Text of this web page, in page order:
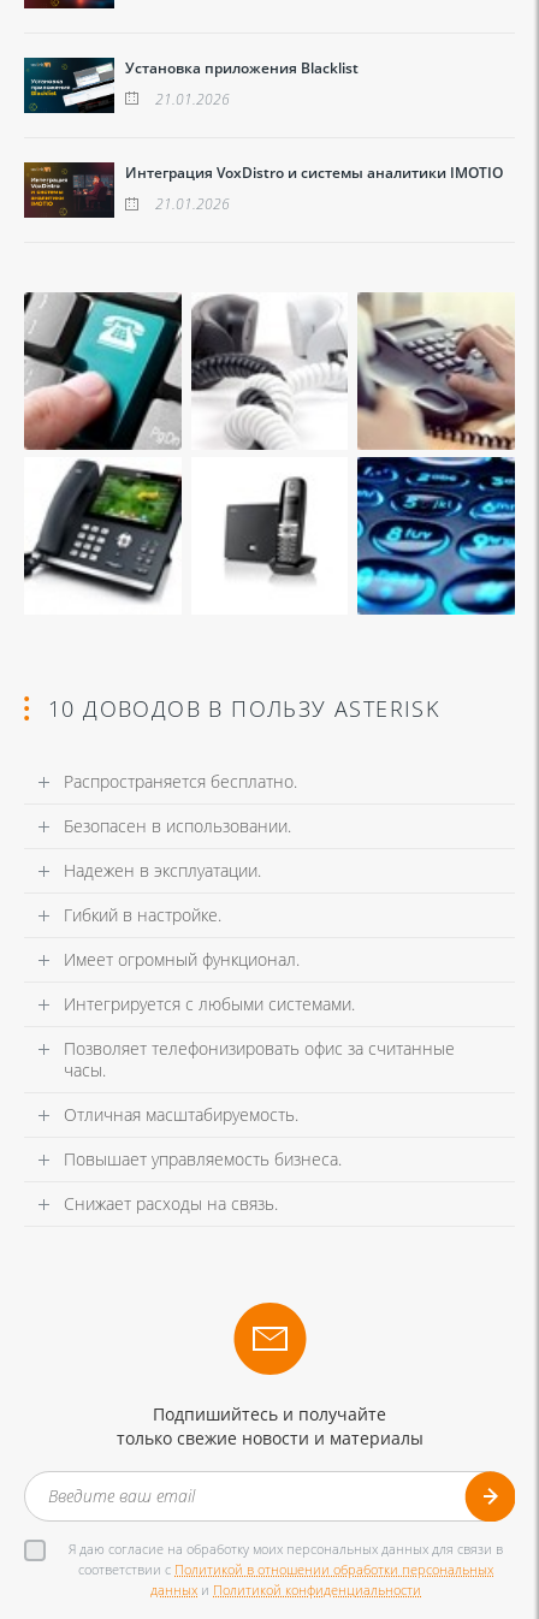
Установка приложения Blacklist
21.01.2026
Интеграция VoxDistro и системы аналитики IMOTIO
21.01.2026
10 ДОВОДОВ В ПОЛЬЗУ ASTERISK
Распространяется бесплатно.
Безопасен в использовании.
Надежен в эксплуатации.
Гибкий в настройке.
Имеет огромный функционал.
Интегрируется с любыми системами.
Позволяет телефонизировать офис за считанные
часы.
Отличная масштабируемость.
Повышает управляемость бизнеса.
Снижает расходы на связь.
Подпишийтесь и получайте
только свежие новости и материалы
Я даю согласие на обработку моих персональных данных для связи в
соответствии с Политикой в отношении обработки персональных
данных и Политикой конфиденциальности